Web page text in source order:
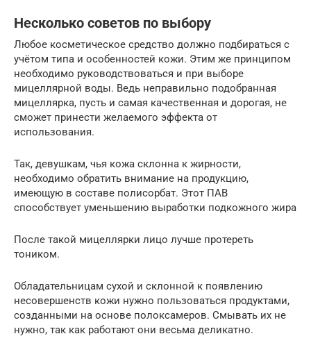
Несколько советов по выбору
Любое косметическое средство должно подбираться с
учётом типа и особенностей кожи. Этим же принципом
необходимо руководствоваться и при выборе
мицеллярной воды. Ведь неправильно подобранная
мицеллярка, пусть и самая качественная и дорогая, не
сможет принести желаемого эффекта от
использования.
Так, девушкам, чья кожа склонна к жирности,
необходимо обратить внимание на продукцию,
имеющую в составе полисорбат. Этот ПАВ
способствует уменьшению выработки подкожного жира
После такой мицеллярки лицо лучше протереть
тоником.
Обладательницам сухой и склонной к появлению
несовершенств кожи нужно пользоваться продуктами,
созданными на основе полоксамеров. Смывать их не
нужно, так как работают они весьма деликатно.